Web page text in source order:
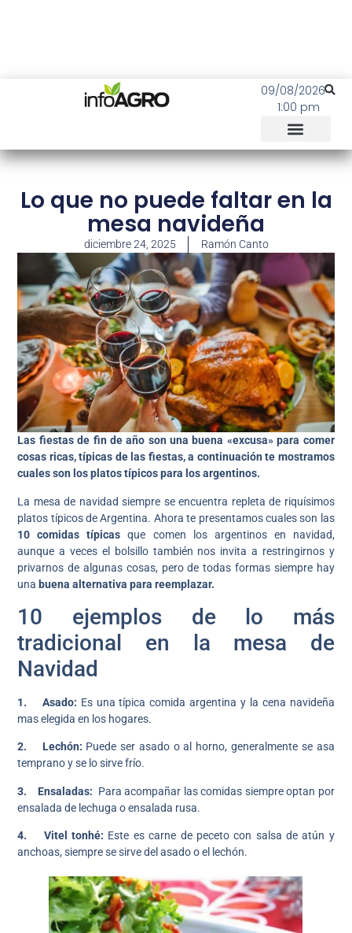
09/08/2026
1:00 pm
Lo que no puede faltar en la
mesa navideña
diciembre 24, 2025 Ramón Canto
Las fiestas de fin de año son una buena «excusa» para comer
cosas ricas, típicas de las fiestas, a continuación te mostramos
cuales son los platos típicos para los argentinos.
La mesa de navidad siempre se encuentra repleta de riquísimos
platos típicos de Argentina. Ahora te presentamos cuales son las
10 comidas típicas que comen los argentinos en navidad,
aunque a veces el bolsillo también nos invita a restringirnos y
privarnos de algunas cosas, pero de todas formas siempre hay
una buena alternativa para reemplazar.
10 ejemplos de lo más
tradicional en la mesa de
Navidad
1. Asado: Es una típica comida argentina y la cena navideña
mas elegida en los hogares.
2. Lechón: Puede ser asado o al horno, generalmente se asa
temprano y se lo sirve frío.
3. Ensaladas: Para acompañar las comidas siempre optan por
ensalada de lechuga o ensalada rusa.
4. Vitel tonhé: Este es carne de peceto con salsa de atún y
anchoas, siempre se sirve del asado o el lechón.